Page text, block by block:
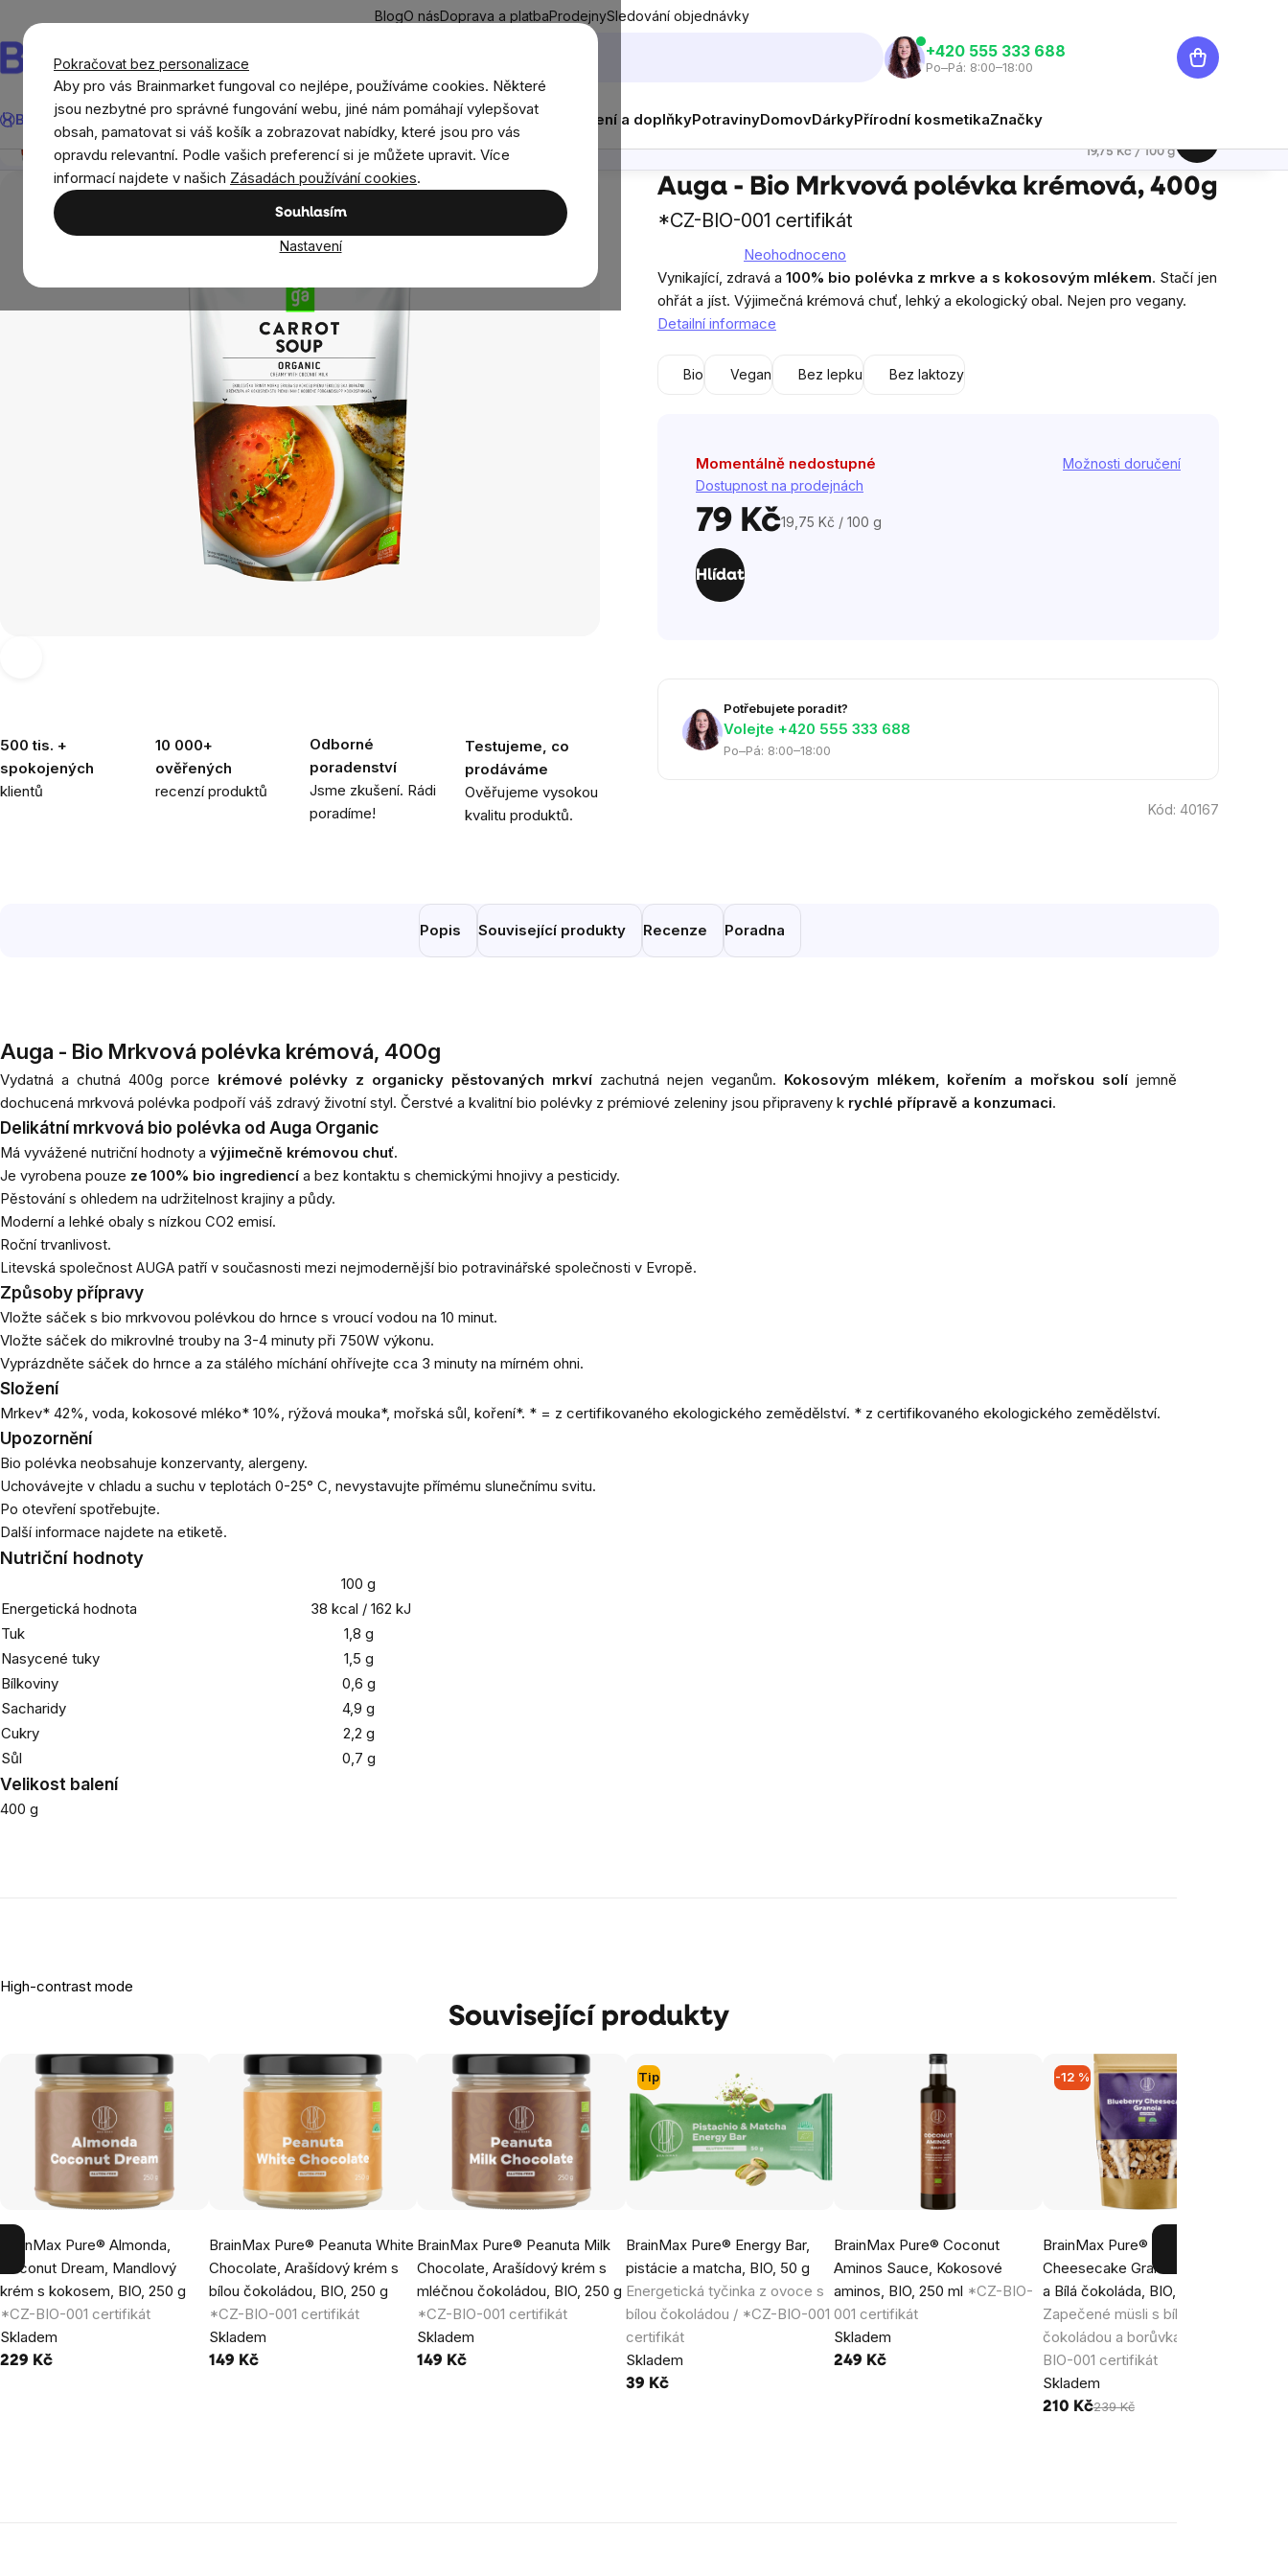
Pokračovat bez personalizace
Aby pro vás Brainmarket fungoval co nejlépe, používáme cookies. Některé
jsou nezbytné pro správné fungování webu, jiné nám pomáhají vylepšovat
obsah, pamatovat si váš košík a zobrazovat nabídky, které jsou pro vás
opravdu relevantní. Podle vašich preferencí si je můžete upravit. Více
informací najdete v našich Zásadách používání cookies.
Souhlasím
Nastavení
obsah
BlogO násDoprava a platbaProdejnySledování objednávky
Hledat
‭+420 555 333 688
Po–Pá: 8:00–18:00
Nákupní
košík
BrainMax® Léto Ušetři CíleDoplňky stravy a výživaNovinkyMužiŽenyDěti Oblečení a doplňkyPotravinyDomovDárkyPřírodní kosmetikaZnačky
Potraviny Potraviny pro vegany Auga - Bio Mrkvová polévka krémová, 400g
Auga - Bio Mrkvová polévka krémová, 400g
*CZ-BIO-001 certifikát
hodnocení
produktu
je
Neohodnoceno
500 tis. +
spokojených
klientů
10 000+
ověřených
recenzí produktů
Odborné
poradenství
Jsme zkušení. Rádi
poradíme!
Testujeme, co
prodáváme
Ověřujeme vysokou
kvalitu produktů.
Vynikající, zdravá a 100% bio polévka z mrkve a s kokosovým mlékem. Stačí jen
ohřát a jíst. Výjimečná krémová chuť, lehký a ekologický obal. Nejen pro vegany.
Detailní informace
Bio Vegan Bez lepku Bez laktozy
Momentálně nedostupné
Dostupnost na prodejnách
Možnosti doručení
79 KčMěrná
19,75 Kč / 100 g
Hlídat
Potřebujete poradit?
Volejte ‭+420 555 333 688
Po–Pá: 8:00–18:00
Kód: 40167
Popis Související produkty Recenze Poradna
Auga - Bio Mrkvová polévka krémová, 400g
Přehled Popis Související produkty Recenze Poradna Měrná cena:
19,75 Kč / 100 g
Auga - Bio Mrkvová polévka krémová, 400g
Vydatná a chutná 400g porce krémové polévky z organicky pěstovaných mrkví zachutná nejen veganům. Kokosovým mlékem, kořením a mořskou solí jemně
dochucená mrkvová polévka podpoří váš zdravý životní styl. Čerstvé a kvalitní bio polévky z prémiové zeleniny jsou připraveny k rychlé přípravě a konzumaci.
Delikátní mrkvová bio polévka od Auga Organic
Má vyvážené nutriční hodnoty a výjimečně krémovou chuť.
Je vyrobena pouze ze 100% bio ingrediencí a bez kontaktu s chemickými hnojivy a pesticidy.
Pěstování s ohledem na udržitelnost krajiny a půdy.
Moderní a lehké obaly s nízkou CO2 emisí.
Roční trvanlivost.
Litevská společnost AUGA patří v současnosti mezi nejmodernější bio potravinářské společnosti v Evropě.
Způsoby přípravy
Vložte sáček s bio mrkvovou polévkou do hrnce s vroucí vodou na 10 minut.
Vložte sáček do mikrovlné trouby na 3-4 minuty při 750W výkonu.
Vyprázdněte sáček do hrnce a za stálého míchání ohřívejte cca 3 minuty na mírném ohni.
Složení
Mrkev* 42%, voda, kokosové mléko* 10%, rýžová mouka*, mořská sůl, koření*. * = z certifikovaného ekologického zemědělství. * z certifikovaného ekologického zemědělství.
Upozornění
Bio polévka neobsahuje konzervanty, alergeny.
Uchovávejte v chladu a suchu v teplotách 0-25° C, nevystavujte přímému slunečnímu svitu.
Po otevření spotřebujte.
Další informace najdete na etiketě.
Nutriční hodnoty
100 g
Energetická hodnota
38 kcal / 162 kJ
Tuk
1,8 g
Nasycené tuky
1,5 g
Bílkoviny
0,6 g
Sacharidy
4,9 g
Cukry
2,2 g
Sůl
0,7 g
Velikost balení
400 g
High-contrast mode
Související produkty
BrainMax Pure® Almonda,
Coconut Dream, Mandlový
krém s kokosem, BIO, 250 g
*CZ-BIO-001 certifikát
Skladem
229 Kč
BrainMax Pure® Peanuta White
Chocolate, Arašídový krém s
bílou čokoládou, BIO, 250 g
*CZ-BIO-001 certifikát
Skladem
149 Kč
BrainMax Pure® Peanuta Milk
Chocolate, Arašídový krém s
mléčnou čokoládou, BIO, 250 g
*CZ-BIO-001 certifikát
Skladem
149 Kč
Tip
BrainMax Pure® Energy Bar,
pistácie a matcha, BIO, 50 g
Energetická tyčinka z ovoce s
bílou čokoládou / *CZ-BIO-001
certifikát
Skladem
39 Kč
BrainMax Pure® Coconut
Aminos Sauce, Kokosové
aminos, BIO, 250 ml *CZ-BIO-
001 certifikát
Skladem
249 Kč
-12 %
BrainMax Pure® Blueberry
Cheesecake Granola, Borůvky
a Bílá čokoláda, BIO, 400 g
Zapečené müsli s bílou
čokoládou a borůvkami / *CZ-
BIO-001 certifikát
Skladem
210 Kč239 Kč